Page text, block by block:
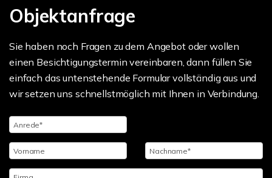
Objektanfrage
Sie haben noch Fragen zu dem Angebot oder wollen
einen Besichtigungstermin vereinbaren, dann füllen Sie
einfach das untenstehende Formular vollständig aus und
wir setzen uns schnellstmöglich mit Ihnen in Verbindung.